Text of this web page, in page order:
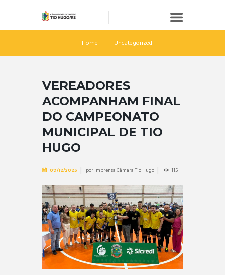
Home Uncategorized
VEREADORES
ACOMPANHAM FINAL
DO CAMPEONATO
MUNICIPAL DE TIO
HUGO
09/12/2025 porImprensa Câmara Tio Hugo 115